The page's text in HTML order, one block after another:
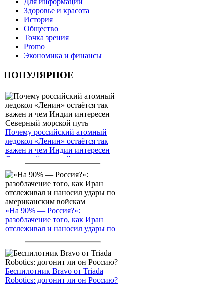
Здоровье и красота
История
Общество
Точка зрения
Promo
Экономика и финансы
ПОПУЛЯРНОЕ
Почему российский атомный
ледокол «Ленин» остаётся так
важен и чем Индии интересен
Северный морской путь
«На 90% — Россия?»:
разоблачение того, как Иран
отслеживал и наносил удары по
американским войскам
Беспилотник Bravo от Triada
Robotics: догонит ли он Россию?